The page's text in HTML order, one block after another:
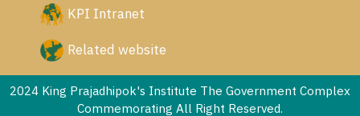
KPI Intranet
Related website
2024 King Prajadhipok's Institute The Government Complex
Commemorating All Right Reserved.